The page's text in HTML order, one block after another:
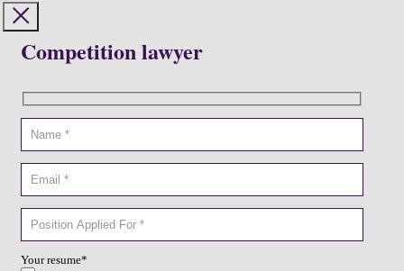
Competition lawyer
Your resume*